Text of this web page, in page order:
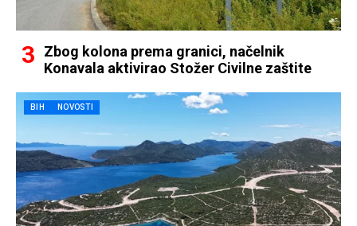
Zbog kolona prema granici, načelnik
Konavala aktivirao Stožer Civilne zaštite
BIH NOVOSTI